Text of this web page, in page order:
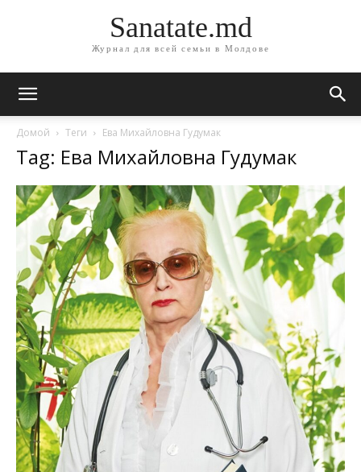
Sanatate.md
Журнал для всей семьи в Молдове
Домой Теги Ева Михайловна Гудумак
Tag: Ева Михайловна Гудумак